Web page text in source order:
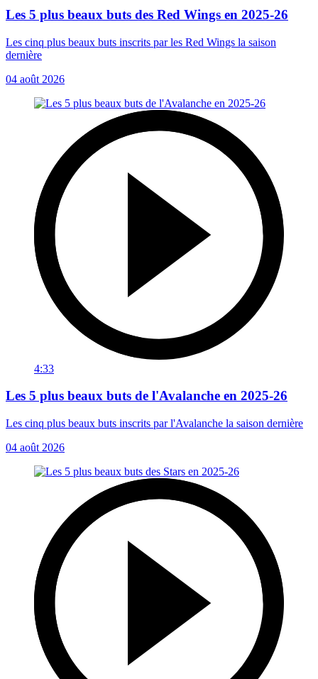
Les 5 plus beaux buts des Red Wings en 2025-26
Les cinq plus beaux buts inscrits par les Red Wings la saison
dernière
04 août 2026
4:33
Les 5 plus beaux buts de l'Avalanche en 2025-26
Les cinq plus beaux buts inscrits par l'Avalanche la saison dernière
04 août 2026